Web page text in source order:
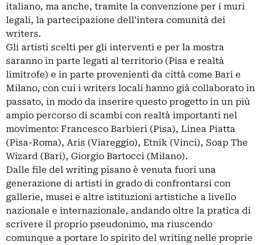
italiano, ma anche, tramite la convenzione per i muri
legali, la partecipazione dell’intera comunità dei
writers.
Gli artisti scelti per gli interventi e per la mostra
saranno in parte legati al territorio (Pisa e realtà
limitrofe) e in parte provenienti da città come Bari e
Milano, con cui i writers locali hanno già collaborato in
passato, in modo da inserire questo progetto in un più
ampio percorso di scambi con realtà importanti nel
movimento: Francesco Barbieri (Pisa), Linea Piatta
(Pisa-Roma), Aris (Viareggio), Etnik (Vinci), Soap The
Wizard (Bari), Giorgio Bartocci (Milano).
Dalle file del writing pisano è venuta fuori una
generazione di artisti in grado di confrontarsi con
gallerie, musei e altre istituzioni artistiche a livello
nazionale e internazionale, andando oltre la pratica di
scrivere il proprio pseudonimo, ma riuscendo
comunque a portare lo spirito del writing nelle proprie